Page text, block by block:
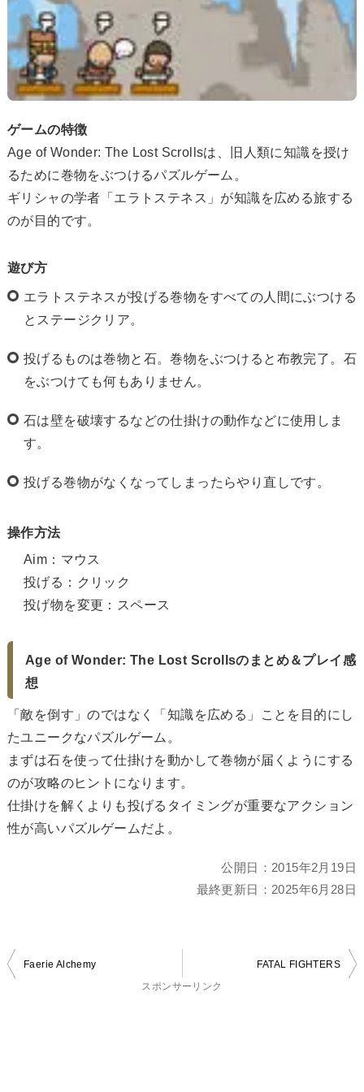
ゲームの特徴
Age of Wonder: The Lost Scrollsは、旧人類に知識を授け
るために巻物をぶつけるパズルゲーム。
ギリシャの学者「エラトステネス」が知識を広める旅する
のが目的です。
遊び方
エラトステネスが投げる巻物をすべての人間にぶつける
とステージクリア。
投げるものは巻物と石。巻物をぶつけると布教完了。石
をぶつけても何もありません。
石は壁を破壊するなどの仕掛けの動作などに使用しま
す。
投げる巻物がなくなってしまったらやり直しです。
操作方法
Aim：マウス
投げる：クリック
投げ物を変更：スペース
Age of Wonder: The Lost Scrollsのまとめ＆プレイ感
想
「敵を倒す」のではなく「知識を広める」ことを目的にし
たユニークなパズルゲーム。
まずは石を使って仕掛けを動かして巻物が届くようにする
のが攻略のヒントになります。
仕掛けを解くよりも投げるタイミングが重要なアクション
性が高いパズルゲームだよ。
公開日： 2015年2月19日
最終更新日： 2025年6月28日
投
Faerie Alchemy
FATAL FIGHTERS
スポンサーリンク